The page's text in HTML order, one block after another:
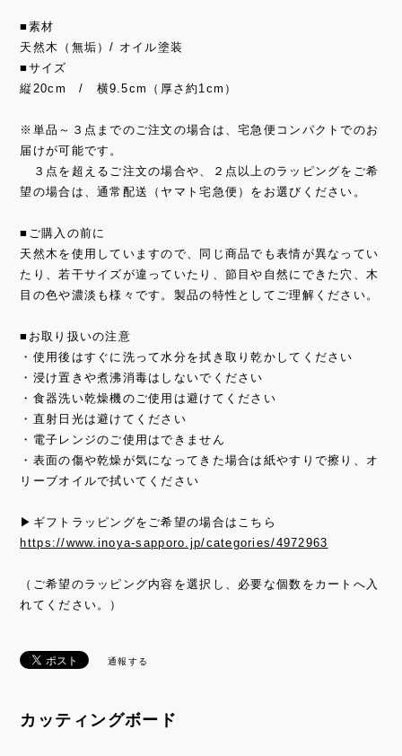
■素材
天然木（無垢）/ オイル塗装
■サイズ
縦20cm / 横9.5cm（厚さ約1cm）
※単品～３点までのご注文の場合は、宅急便コンパクトでのお
届けが可能です。
３点を超えるご注文の場合や、２点以上のラッピングをご希
望の場合は、通常配送（ヤマト宅急便）をお選びください。
■ご購入の前に
天然木を使用していますので、同じ商品でも表情が異なってい
たり、若干サイズが違っていたり、節目や自然にできた穴、木
目の色や濃淡も様々です。製品の特性としてご理解ください。
■お取り扱いの注意
・使用後はすぐに洗って水分を拭き取り乾かしてください
・浸け置きや煮沸消毒はしないでください
・食器洗い乾燥機のご使用は避けてください
・直射日光は避けてください
・電子レンジのご使用はできません
・表面の傷や乾燥が気になってきた場合は紙やすりで擦り、オ
リーブオイルで拭いてください
▶ギフトラッピングをご希望の場合はこちら
https://www.inoya-sapporo.jp/categories/4972963
（ご希望のラッピング内容を選択し、必要な個数をカートへ入
れてください。）
通報する
カッティングボード